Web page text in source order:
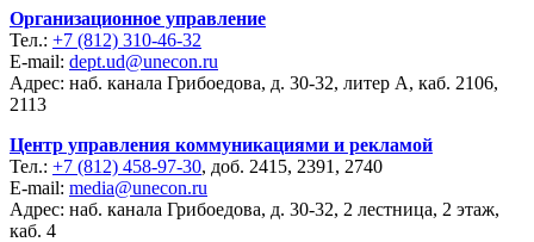
Организационное управление
Тел.: +7 (812) 310-46-32
E-mail: dept.ud@unecon.ru
Адрес: наб. канала Грибоедова, д. 30-32, литер А, каб. 2106,
2113
Центр управления коммуникациями и рекламой
Тел.: +7 (812) 458-97-30, доб. 2415, 2391, 2740
E-mail: media@unecon.ru
Адрес: наб. канала Грибоедова, д. 30-32, 2 лестница, 2 этаж,
каб. 4